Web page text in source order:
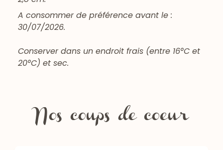
A consommer de préférence avant le :
30/07/2026.
Conserver dans un endroit frais (entre 16°C et
20°C) et sec.
Nos coups de coeur